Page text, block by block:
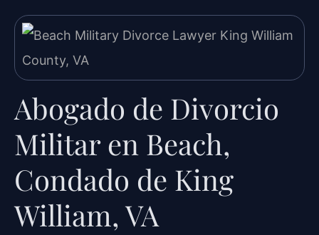
Abogado de Divorcio
Militar en Beach,
Condado de King
William, VA